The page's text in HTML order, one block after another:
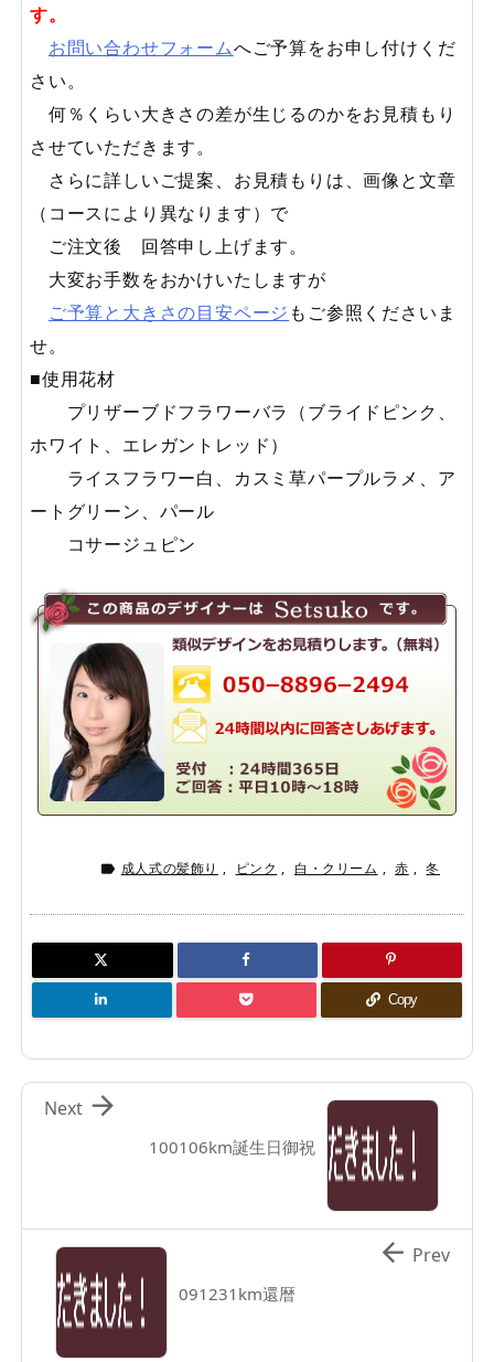
す。
お問い合わせフォームへご予算をお申し付けくだ
さい。
何％くらい大きさの差が生じるのかをお見積もり
させていただきます。
さらに詳しいご提案、お見積もりは、画像と文章
（コースにより異なります）で
ご注文後 回答申し上げます。
大変お手数をおかけいたしますが
ご予算と大きさの目安ページ もご参照くださいま
せ。
■使用花材
プリザーブドフラワーバラ（ブライドピンク、
ホワイト、エレガントレッド）
ライスフラワー白、カスミ草パープルラメ、ア
ートグリーン、パール
コサージュピン
 成人式の髪飾り , ピンク , 白・クリーム , 赤 , 冬
Copy
100106km誕生日御祝

Next
091231km還暦
 Prev